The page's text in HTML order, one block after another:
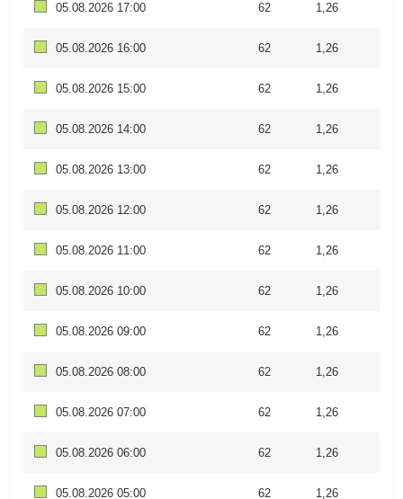
05.08.2026 17:00 62 1,26
05.08.2026 16:00 62 1,26
05.08.2026 15:00 62 1,26
05.08.2026 14:00 62 1,26
05.08.2026 13:00 62 1,26
05.08.2026 12:00 62 1,26
05.08.2026 11:00 62 1,26
05.08.2026 10:00 62 1,26
05.08.2026 09:00 62 1,26
05.08.2026 08:00 62 1,26
05.08.2026 07:00 62 1,26
05.08.2026 06:00 62 1,26
05.08.2026 05:00 62 1,26